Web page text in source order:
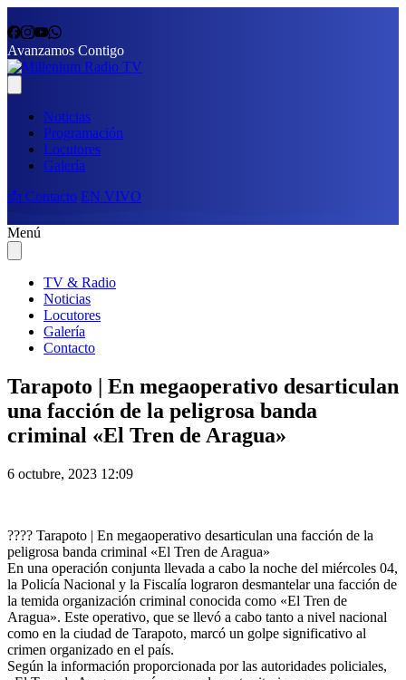
Avanzamos Contigo
Noticias
Programación
Locutores
Galería
📩 Contacto EN VIVO
Menú
TV & Radio
Noticias
Locutores
Galería
Contacto
Tarapoto | En megaoperativo desarticulan
una facción de la peligrosa banda
criminal «El Tren de Aragua»
6 octubre, 2023 12:09
???? Tarapoto | En megaoperativo desarticulan una facción de la
peligrosa banda criminal «El Tren de Aragua»
En una operación conjunta llevada a cabo la noche del miércoles 04,
la Policía Nacional y la Fiscalía lograron desmantelar una facción de
la temida organización criminal conocida como «El Tren de
Aragua». Este operativo, que se llevó a cabo tanto a nivel nacional
como en la ciudad de Tarapoto, marcó un golpe significativo al
crimen organizado en el país.
Según la información proporcionada por las autoridades policiales,